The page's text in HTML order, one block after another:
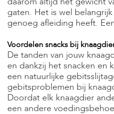
gaten. Het is wel
genoeg afleiding heeft.
Voordelen snacks bij
De tanden van jouw
en dankzij het snacken en
een natuurlijke
gebitsproblemen bij
Doordat elk knaagdier
een andere